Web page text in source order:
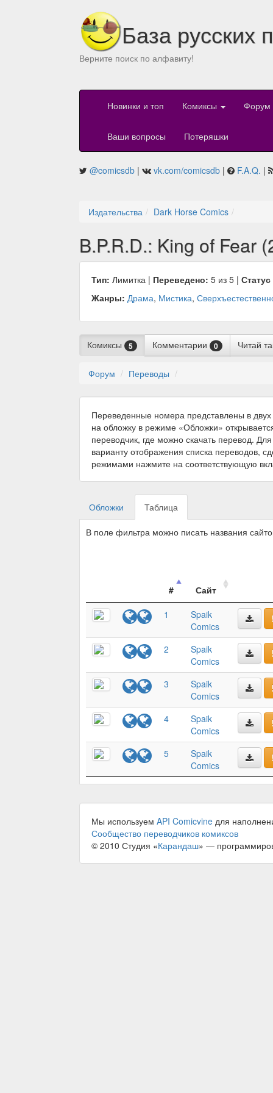
База русских
Верните поиск по алфавиту!
Новинки и топ Комиксы Форум
Ваши вопросы Потеряшки
@comicsdb | vk.com/comicsdb | F.A.Q. |
Издательства Dark Horse Comics
B.P.R.D.: King of Fear
Тип: Лимитка | Переведено: 5 из 5 |
Жанры: Драма, Мистика,
Комиксы 5 Комментарии 0 Читай
Форум Переводы
Переведенные номера представлены в
на обложку в режиме «Обложки»
переводчик, где можно скачать перевод.
варианту отображения списка переводов,
режимами нажмите на соответствующую
Обложки Таблица
В поле фильтра можно писать названия
#
Сайт
1
Spaik
Comics
2
Spaik
Comics
3
Spaik
Comics
4
Spaik
Comics
5
Spaik
Comics
Мы используем API Comicvine для
Сообщество переводчиков комиксов
© 2010 Студия «Карандаш» —